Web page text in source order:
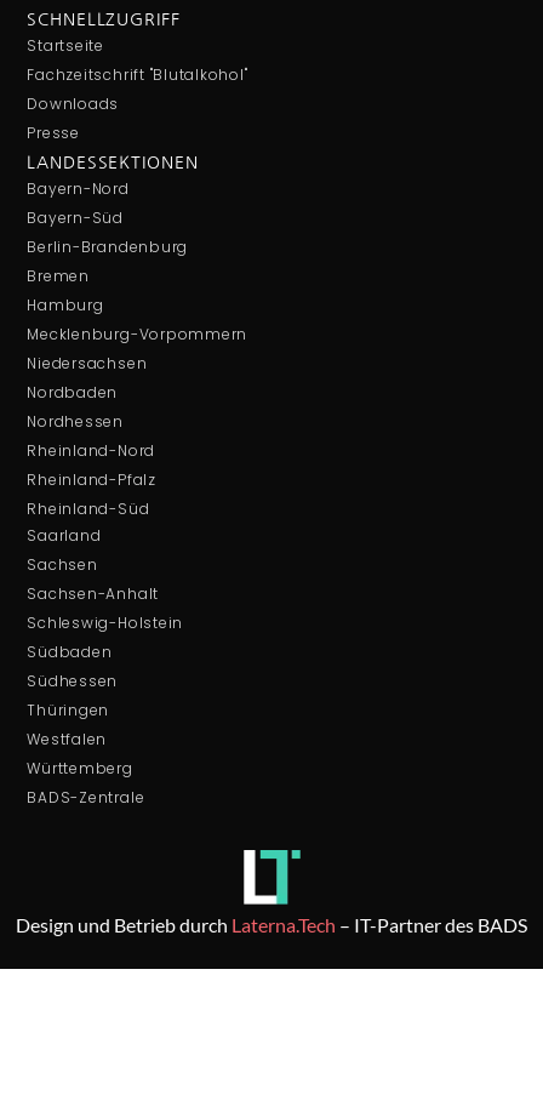
SCHNELLZUGRIFF
Startseite
Fachzeitschrift "Blutalkohol"
Downloads
Presse
LANDESSEKTIONEN
Bayern-Nord
Bayern-Süd
Berlin-Brandenburg
Bremen
Hamburg
Mecklenburg-Vorpommern
Niedersachsen
Nordbaden
Nordhessen
Rheinland-Nord
Rheinland-Pfalz
Rheinland-Süd
Saarland
Sachsen
Sachsen-Anhalt
Schleswig-Holstein
Südbaden
Südhessen
Thüringen
Westfalen
Württemberg
BADS-Zentrale
Design und Betrieb durch Laterna.Tech – IT-Partner des BADS